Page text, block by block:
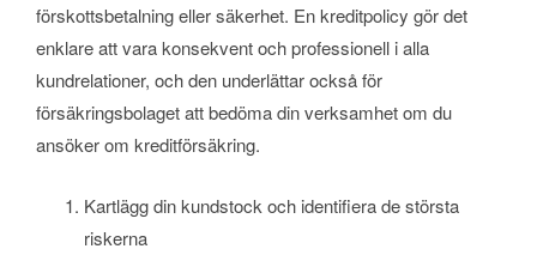
förskottsbetalning eller säkerhet. En kreditpolicy gör det
enklare att vara konsekvent och professionell i alla
kundrelationer, och den underlättar också för
försäkringsbolaget att bedöma din verksamhet om du
ansöker om kreditförsäkring.
Kartlägg din kundstock och identifiera de största
riskerna